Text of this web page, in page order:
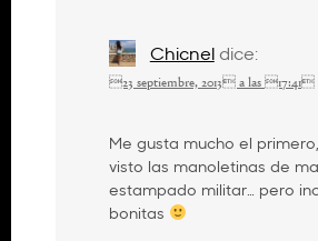
Chicnel dice:
23 septiembre, 2013 a las 17:41
Me gusta mucho el
visto las manoletinas de
estampado militar… pero
bonitas